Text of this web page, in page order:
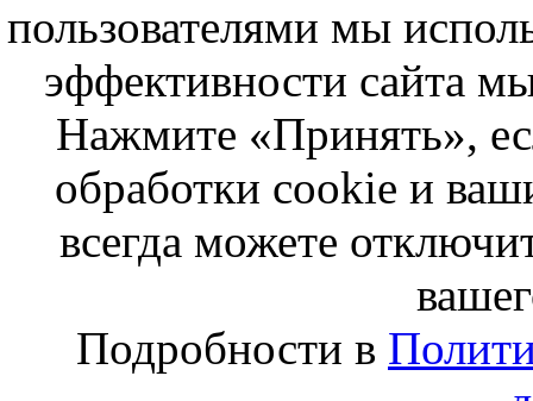
пользователями мы
эффективности сайта
Нажмите «Принять»,
обработки cookie и
всегда можете
Подробности в